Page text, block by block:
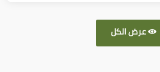
عرض الكل